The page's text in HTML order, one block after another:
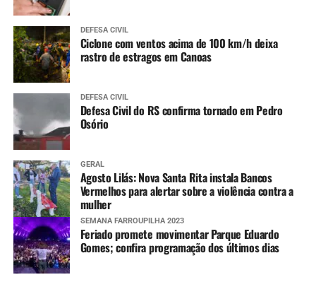
DEFESA CIVIL
Ciclone com ventos acima de 100 km/h deixa
rastro de estragos em Canoas
DEFESA CIVIL
Defesa Civil do RS confirma tornado em Pedro
Osório
GERAL
Agosto Lilás: Nova Santa Rita instala Bancos
Vermelhos para alertar sobre a violência contra a
mulher
SEMANA FARROUPILHA 2023
Feriado promete movimentar Parque Eduardo
Gomes; confira programação dos últimos dias